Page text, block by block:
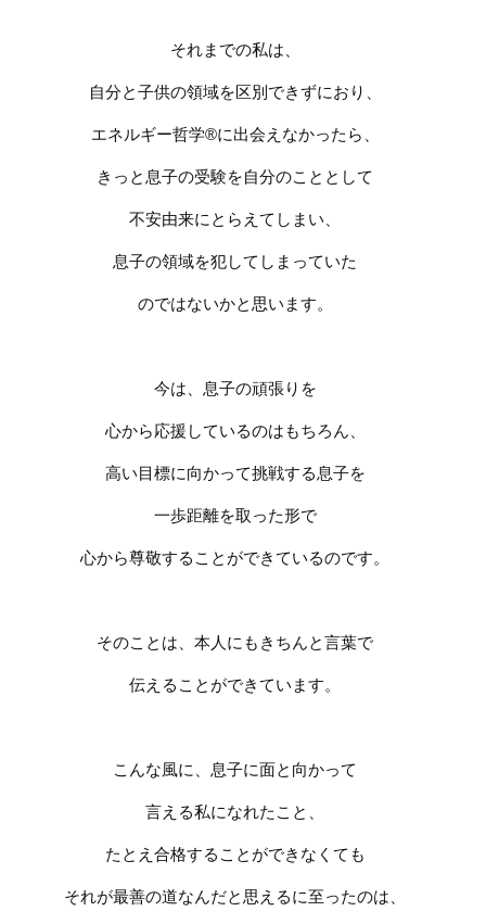
それまでの私は、
自分と子供の領域を区別できずにおり、
エネルギー哲学®に出会えなかったら、
きっと息子の受験を自分のこととして
不安由来にとらえてしまい、
息子の領域を犯してしまっていた
のではないかと思います。
今は、息子の頑張りを
心から応援しているのはもちろん、
高い目標に向かって挑戦する息子を
一歩距離を取った形で
心から尊敬することができているのです。
そのことは、本人にもきちんと言葉で
伝えることができています。
こんな風に、息子に面と向かって
言える私になれたこと、
たとえ合格することができなくても
それが最善の道なんだと思えるに至ったのは、